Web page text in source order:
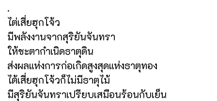
.
ไต่เสี่ยฮุกโจ้ว
มีพลังงานจากสุริยันจันทรา
ให้ชะตากำเนิดธาตุดิน
ส่งผลแห่งการก่อเกิดสูงสุดแห่งธาตุทอง
ไต้เสี่ยฮุกโจ้วก็ไม่มีธาตุไม้
มีสุริยันจันทราเปรียบเสมือนร้อนกับเย็น